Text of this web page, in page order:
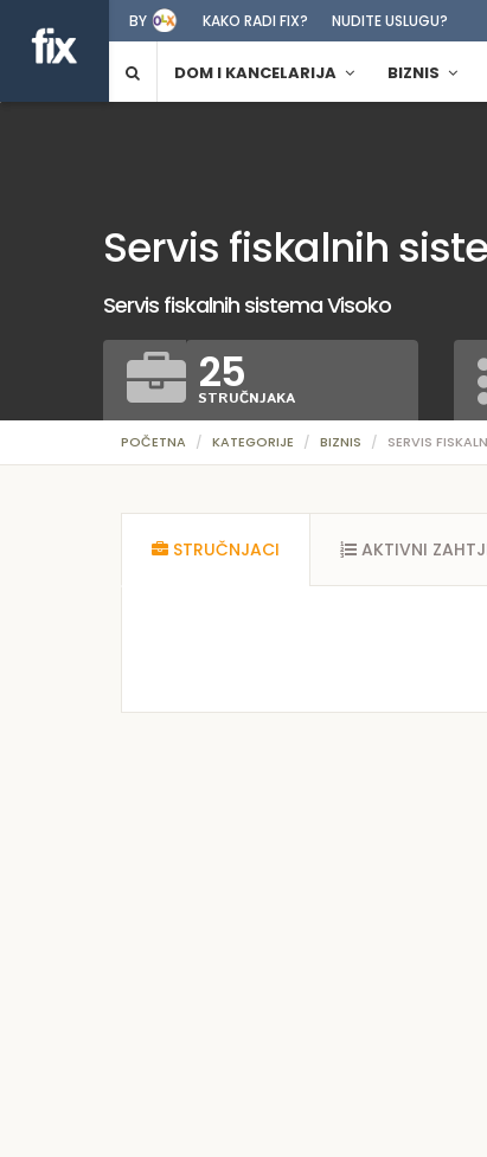
BY KAKO RADI FIX? NUDITE USLUGU?
DOM I KANCELARIJA BIZNIS
POČETNA KATEGORIJE BIZNIS SERVIS
Servis fiskalnih
Servis fiskalnih sistema Visoko
25
STRUČNJAKA
STRUČNJACI AKTIVNI